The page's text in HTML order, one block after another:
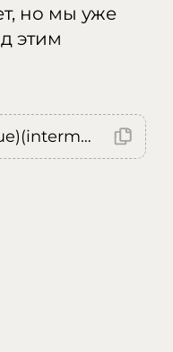
но мы уже
этим
Error: (intermediate value)(intermediate value)(intermediate value).replaceAll is not a function